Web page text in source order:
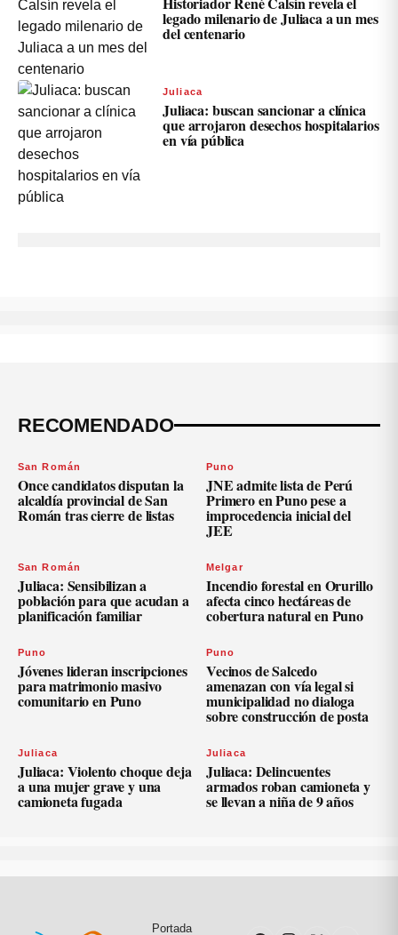
legado milenario de Juliaca a un mes
del centenario
Juliaca
Juliaca: buscan sancionar a clínica
que arrojaron desechos hospitalarios
en vía pública
RECOMENDADO
San Román
Once candidatos disputan la
alcaldía provincial de San
Román tras cierre de listas
Puno
JNE admite lista de Perú
Primero en Puno pese a
improcedencia inicial del
JEE
San Román
Juliaca: Sensibilizan a
población para que acudan a
planificación familiar
Melgar
Incendio forestal en Orurillo
afecta cinco hectáreas de
cobertura natural en Puno
Puno
Jóvenes lideran inscripciones
para matrimonio masivo
comunitario en Puno
Puno
Vecinos de Salcedo
amenazan con vía legal si
municipalidad no dialoga
sobre construcción de posta
Juliaca
Juliaca: Violento choque deja
a una mujer grave y una
camioneta fugada
Juliaca
Juliaca: Delincuentes
armados roban camioneta y
se llevan a niña de 9 años
Portada